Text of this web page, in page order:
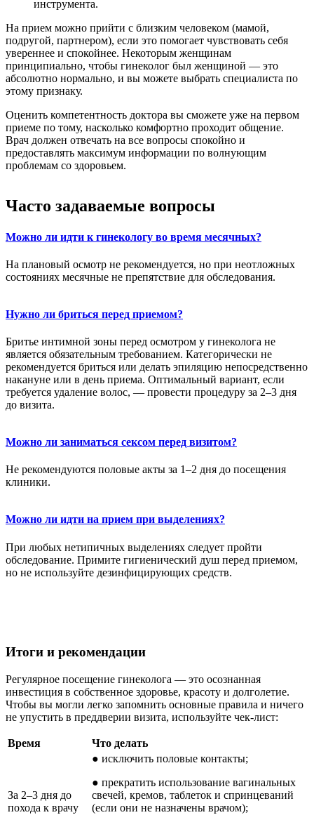
инструмента.
На прием можно прийти с близким человеком (мамой,
подругой, партнером), если это помогает чувствовать себя
увереннее и спокойнее. Некоторым женщинам
принципиально, чтобы гинеколог был женщиной — это
абсолютно нормально, и вы можете выбрать специалиста по
этому признаку.
Оценить компетентность доктора вы сможете уже на первом
приеме по тому, насколько комфортно проходит общение.
Врач должен отвечать на все вопросы спокойно и
предоставлять максимум информации по волнующим
проблемам со здоровьем.
Часто задаваемые вопросы
Можно ли идти к гинекологу во время месячных?
На плановый осмотр не рекомендуется, но при неотложных
состояниях месячные не препятствие для обследования.
Нужно ли бриться перед приемом?
Бритье интимной зоны перед осмотром у гинеколога не
является обязательным требованием. Категорически не
рекомендуется бриться или делать эпиляцию непосредственно
накануне или в день приема. Оптимальный вариант, если
требуется удаление волос, — провести процедуру за 2–3 дня
до визита.
Можно ли заниматься сексом перед визитом?
Не рекомендуются половые акты за 1–2 дня до посещения
клиники.
Можно ли идти на прием при выделениях?
При любых нетипичных выделениях следует пройти
обследование. Примите гигиенический душ перед приемом,
но не используйте дезинфицирующих средств.
Итоги и рекомендации
Регулярное посещение гинеколога — это осознанная
инвестиция в собственное здоровье, красоту и долголетие.
Чтобы вы могли легко запомнить основные правила и ничего
не упустить в преддверии визита, используйте чек-лист:
Время Что делать
За 2–3 дня до
похода к врачу
● исключить половые контакты;
● прекратить использование вагинальных
свечей, кремов, таблеток и спринцеваний
(если они не назначены врачом);